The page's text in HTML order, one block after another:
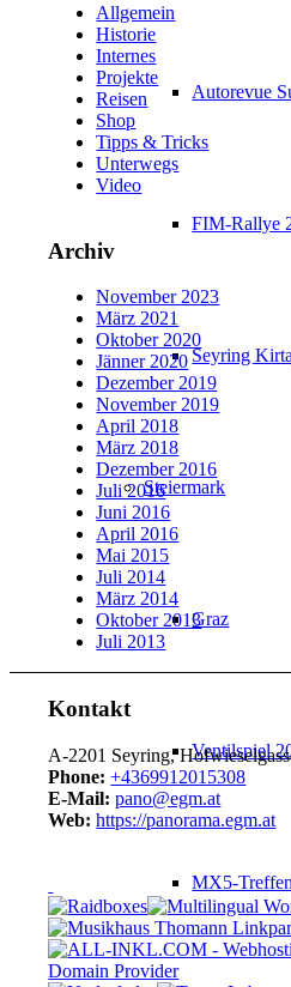
Autorevue
FIM-Rallye
Seyring
Steiermark
Graz
Ventilspiel
MX5-
Allgemein
Historie
Internes
Projekte
Reisen
Shop
Tipps & Tricks
Unterwegs
Video
Archiv
November 2023
März 2021
Oktober 2020
Jänner 2020
Dezember 2019
November 2019
April 2018
März 2018
Dezember 2016
Juli 2016
Juni 2016
April 2016
Mai 2015
Juli 2014
März 2014
Oktober 2013
Juli 2013
Kontakt
A-2201 Seyring,
Phone: +4369912015308
E-Mail: pano@egm.at
Web: https://panorama.egm.at